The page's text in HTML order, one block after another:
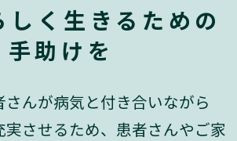
しく生きるための
手助けを
んが病気と付き合いながら
実させるため、患者さんやご家